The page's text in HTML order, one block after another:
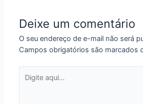
Deixe um comentário
O seu endereço de e-mail não será
Campos obrigatórios são marcados
aqui...